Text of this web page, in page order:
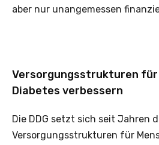
aber nur unangemessen
Versorgungsstrukturen für
Diabetes verbessern
Die DDG setzt sich seit Jahren
Versorgungsstrukturen für